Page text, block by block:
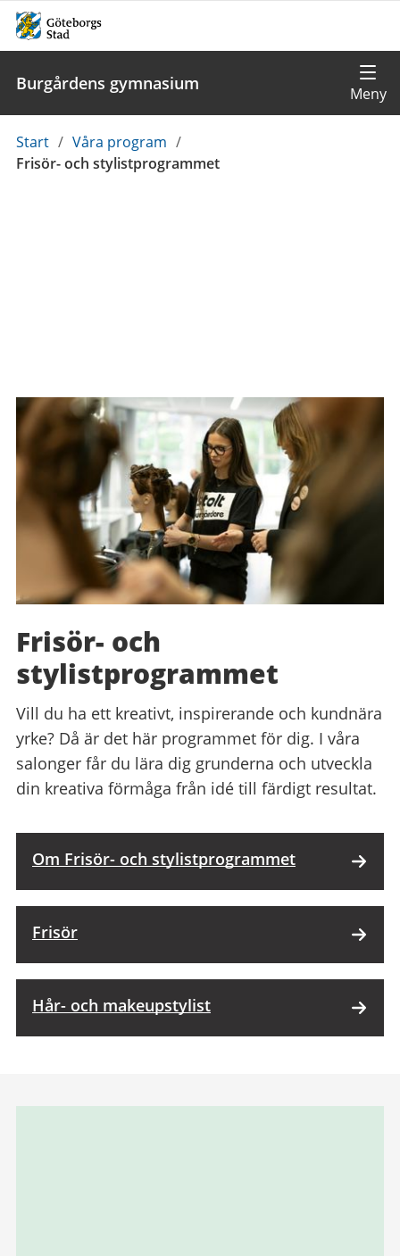
Burgårdens gymnasium
Du
är
Start / Våra program /
Frisör- och stylistprogrammet
Frisör- och
stylistprogrammet
Vill du ha ett kreativt, inspirerande och kundnära
yrke? Då är det här programmet för dig. I våra
salonger får du lära dig grunderna och utveckla
din kreativa förmåga från idé till färdigt resultat.
Om Frisör- och stylistprogrammet
Frisör
Hår- och makeupstylist